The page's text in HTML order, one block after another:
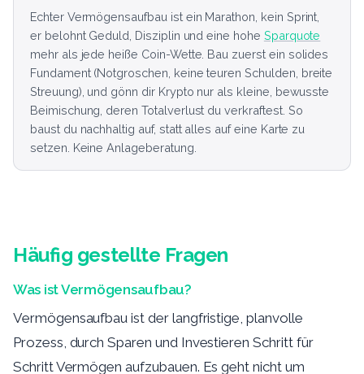
Echter Vermögensaufbau ist ein Marathon, kein Sprint,
er belohnt Geduld, Disziplin und eine hohe Sparquote
mehr als jede heiße Coin-Wette. Bau zuerst ein solides
Fundament (Notgroschen, keine teuren Schulden, breite
Streuung), und gönn dir Krypto nur als kleine, bewusste
Beimischung, deren Totalverlust du verkraftest. So
baust du nachhaltig auf, statt alles auf eine Karte zu
setzen. Keine Anlageberatung.
Häufig gestellte Fragen
Was ist Vermögensaufbau?
Vermögensaufbau ist der langfristige, planvolle
Prozess, durch Sparen und Investieren Schritt für
Schritt Vermögen aufzubauen. Es geht nicht um